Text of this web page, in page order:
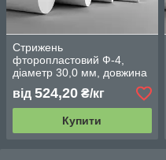
Стрижень
фторопластовий Ф-4,
діаметр 30,0 мм, довжина
відрізка 1000 мм ТУ 6-05-
810-88
від 524,20 ₴/кг
Купити